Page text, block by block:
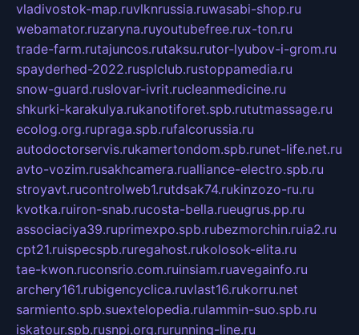
vladivostok-map.ruvlknrussia.ruwasabi-shop.ru
webamator.ruzaryna.ruyoutubefree.rux-ton.ru
trade-farm.rutajuncos.rutaksu.rutor-lyubov-i-grom.ru
spayderhed-2022.rusplclub.rustoppamedia.ru
snow-guard.ruslovar-ivrit.rucleanmedicine.ru
shkurki-karakulya.rukanotiforet.spb.rututmassage.ru
ecolog.org.rupraga.spb.rufalcorussia.ru
autodoctorservis.rukamertondom.spb.runet-life.net.ru
avto-vozim.rusakhcamera.rualliance-electro.spb.ru
stroyavt.rucontrolweb1.rutdsak74.rukinzozo-ru.ru
kvotka.ruiron-snab.rucosta-bella.rueugrus.pp.ru
associaciya39.ruprimexpo.spb.rubezmorchin.ruia2.ru
cpt21.ruispecspb.ruregahost.rukolosok-elita.ru
tae-kwon.ruconsrio.com.ruinsiam.ruavegainfo.ru
archery161.rubigencyclica.ruvlast16.rukorru.net
sarmiento.spb.suextelopedia.rulammin-suo.spb.ru
iskatour.spb.rusnpi.org.rurunning-line.ru